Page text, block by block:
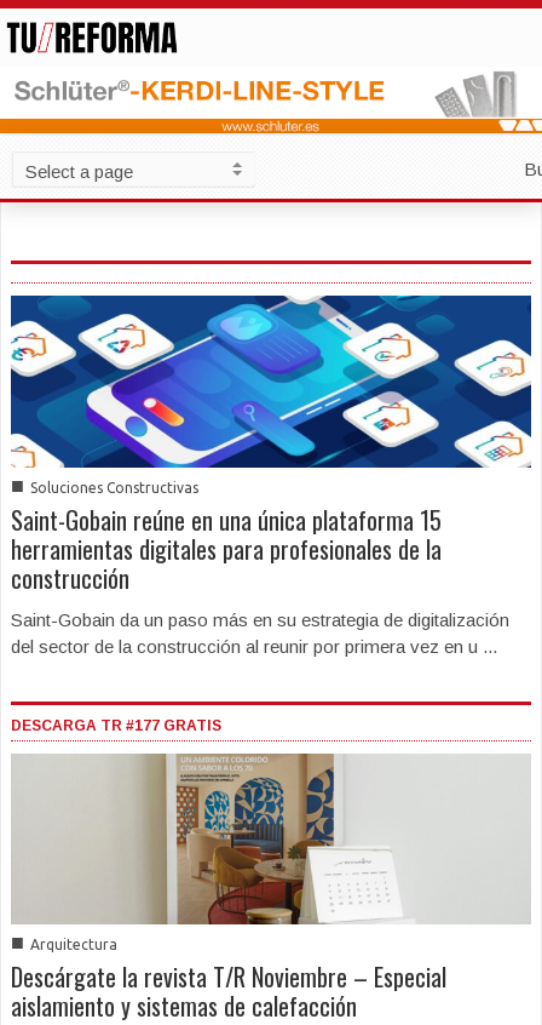
■ Soluciones Constructivas
Saint-Gobain reúne en una única plataforma 15
herramientas digitales para profesionales de la
construcción
Saint-Gobain da un paso más en su estrategia de digitalización
del sector de la construcción al reunir por primera vez en u ...
DESCARGA TR #177 GRATIS
■ Arquitectura
Descárgate la revista T/R Noviembre – Especial
aislamiento y sistemas de calefacción